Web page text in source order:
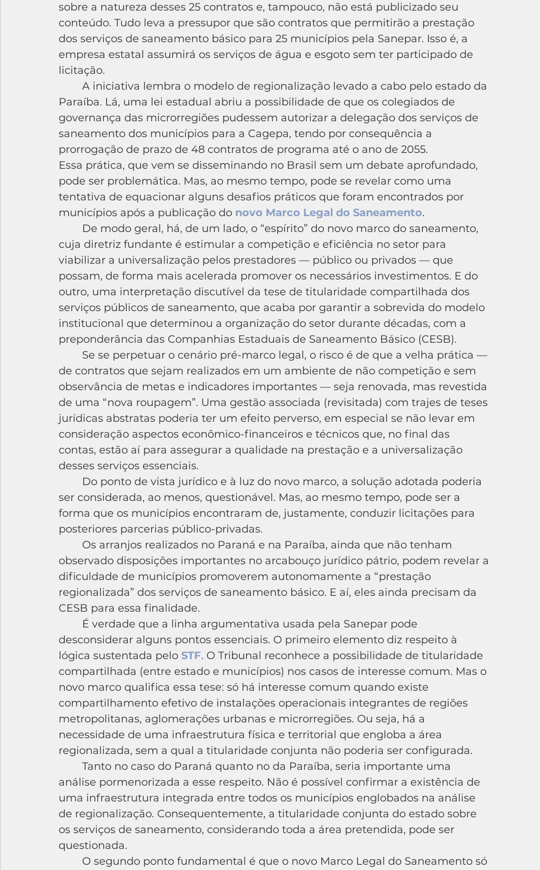
sobre a natureza desses 25 contratos e, tampouco, não está publicizado seu
conteúdo. Tudo leva a pressupor que são contratos que permitirão a prestação
dos serviços de saneamento básico para 25 municípios pela Sanepar. Isso é, a
empresa estatal assumirá os serviços de água e esgoto sem ter participado de
licitação.
Paraíba. Lá, uma lei estadual abriu a possibilidade de que os colegiados de
governança das microrregiões pudessem autorizar a delegação dos serviços de
saneamento dos municípios para a Cagepa, tendo por consequência a
prorrogação de prazo de 48 contratos de programa até o ano de 2055.
Essa prática, que vem se disseminando no Brasil sem um debate aprofundado,
pode ser problemática. Mas, ao mesmo tempo, pode se revelar como uma
tentativa de equacionar alguns desafios práticos que foram encontrados por
municípios após a publicação do novo Marco Legal do Saneamento.
cuja diretriz fundante é estimular a competição e eficiência no setor para
viabilizar a universalização pelos prestadores — público ou privados — que
possam, de forma mais acelerada promover os necessários investimentos. E do
outro, uma interpretação discutível da tese de titularidade compartilhada dos
serviços públicos de saneamento, que acaba por garantir a sobrevida do modelo
institucional que determinou a organização do setor durante décadas, com a
preponderância das Companhias Estaduais de Saneamento Básico (CESB).
de contratos que sejam realizados em um ambiente de não competição e sem
observância de metas e indicadores importantes — seja renovada, mas revestida
de uma “nova roupagem”. Uma gestão associada (revisitada) com trajes de teses
jurídicas abstratas poderia ter um efeito perverso, em especial se não levar em
consideração aspectos econômico-financeiros e técnicos que, no final das
contas, estão aí para assegurar a qualidade na prestação e a universalização
desses serviços essenciais.
ser considerada, ao menos, questionável. Mas, ao mesmo tempo, pode ser a
forma que os municípios encontraram de, justamente, conduzir licitações para
posteriores parcerias público-privadas.
observado disposições importantes no arcabouço jurídico pátrio, podem revelar a
dificuldade de municípios promoverem autonomamente a “prestação
regionalizada” dos serviços de saneamento básico. E aí, eles ainda precisam da
CESB para essa finalidade.
desconsiderar alguns pontos essenciais. O primeiro elemento diz respeito à
lógica sustentada pelo STF. O Tribunal reconhece a possibilidade de titularidade
compartilhada (entre estado e municípios) nos casos de interesse comum. Mas o
novo marco qualifica essa tese: só há interesse comum quando existe
compartilhamento efetivo de instalações operacionais integrantes de regiões
metropolitanas, aglomerações urbanas e microrregiões. Ou seja, há a
necessidade de uma infraestrutura física e territorial que engloba a área
regionalizada, sem a qual a titularidade conjunta não poderia ser configurada.
análise pormenorizada a esse respeito. Não é possível confirmar a existência de
uma infraestrutura integrada entre todos os municípios englobados na análise
de regionalização. Consequentemente, a titularidade conjunta do estado sobre
os serviços de saneamento, considerando toda a área pretendida, pode ser
questionada.